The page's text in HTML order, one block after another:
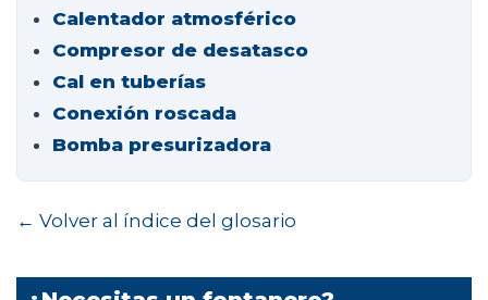
Calentador atmosférico
Compresor de desatasco
Cal en tuberías
Conexión roscada
Bomba presurizadora
← Volver al índice del glosario